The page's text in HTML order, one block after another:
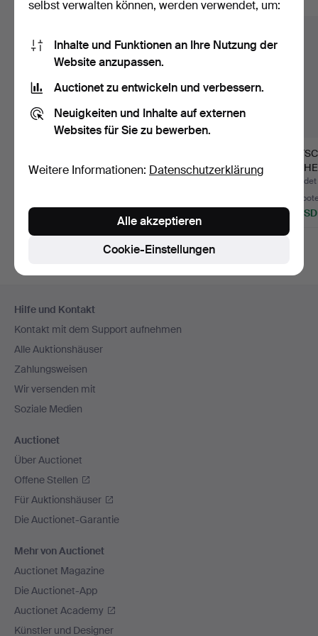
Einrichtung.
32 USD
Micky Maus, Tyco,
und 9…
2
37 USD
Navigation
Hilfe und Kontakt
Kontakt mit dem Support aufnehmen
Alle Auktionshäuser
Zahlungsweisen
Wir versenden mit
Soziale Medien
Auctionet
Über Auctionet
Offene Stellen
Für Auktionshäuser
Die Auctionet-Garantie
Mehr von Auctionet
Auctionet Magazine
Die Auctionet-App
Auctionet Academy
Künstler und Designer
selbst verwalten können, werden verwendet, um:
Inhalte und Funktionen an Ihre Nutzung der
Website anzupassen.
Auctionet zu entwickeln und verbessern.
Neuigkeiten und Inhalte auf externen
Websites für Sie zu bewerben.
Weitere Informationen: Datenschutzerklärung
Cookie-Einstellungen
Alle akzeptieren